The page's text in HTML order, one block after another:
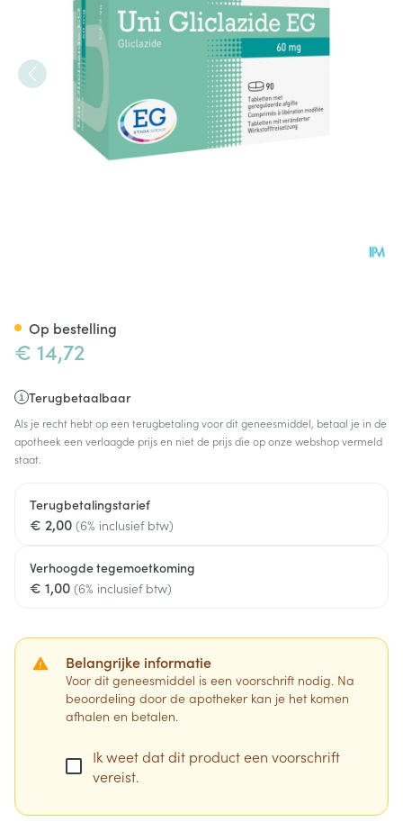
€ 14,72
Terugbetaalbaar
Als je recht hebt op een terugbetaling voor dit geneesmiddel, betaal je in de
apotheek een verlaagde prijs en niet de prijs die op onze webshop vermeld
staat.
Terugbetalingstarief
€ 2,00 (6% inclusief btw)
Verhoogde tegemoetkoming
€ 1,00 (6% inclusief btw)
Belangrijke informatie
Voor dit geneesmiddel is een voorschrift nodig. Na
beoordeling door de apotheker kan je het komen
afhalen en betalen.
Ik weet dat dit product een voorschrift
vereist.
Op bestelling